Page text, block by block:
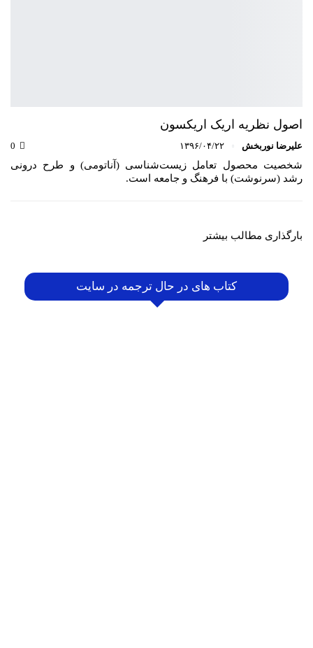
اصول نظریه اریک اریکسون
علیرضا نوربخش ۱۳۹۶/۰۴/۲۲
شخصیت محصول تعامل زیست‌شناسی (آناتومی) و طرح درونی
رشد (سرنوشت) با فرهنگ و جامعه است.
بارگذاری مطالب بیشتر
کتاب های در حال ترجمه در سایت